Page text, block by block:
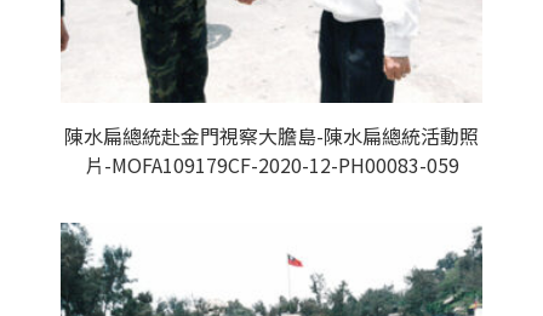
陳水扁總統赴金門視察大膽島-陳水扁總統活動照
片-MOFA109179CF-2020-12-PH00083-059